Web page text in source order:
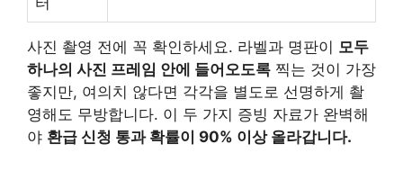
사진 촬영 전에 꼭 확인하세요. 라벨과 명판이 모두
하나의 사진 프레임 안에 들어오도록 찍는 것이 가장
좋지만, 여의치 않다면 각각을 별도로 선명하게 촬
영해도 무방합니다. 이 두 가지 증빙 자료가 완벽해
야 환급 신청 통과 확률이 90% 이상 올라갑니다.